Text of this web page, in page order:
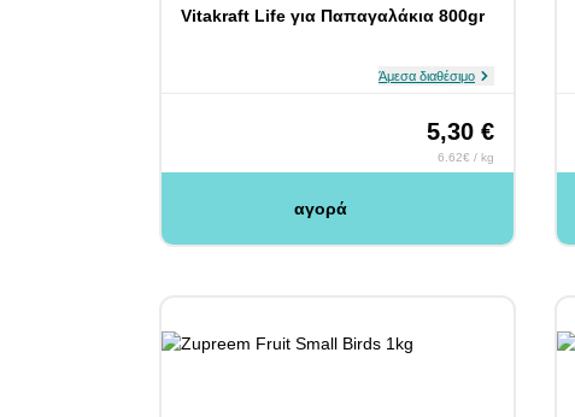
Vitakraft Life για Παπαγαλάκια 800gr
Άμεσα διαθέσιμο
5,30 €
6.62€ / kg
αγορά